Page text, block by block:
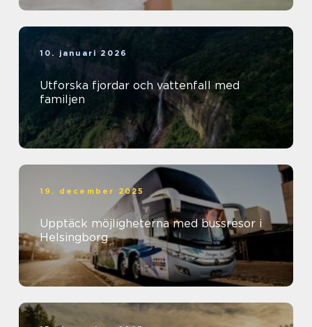
10. januari 2026
Utforska fjordar och vattenfall med
familjen
19. december 2025
Upptäck möjligheterna med bussresor i
Helsingborg